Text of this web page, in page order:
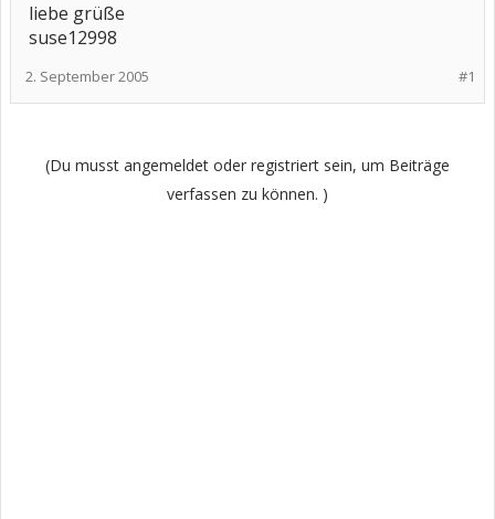
liebe grüße
suse12998
#1
2. September 2005
(Du musst angemeldet oder registriert sein, um Beiträge
verfassen zu können. )